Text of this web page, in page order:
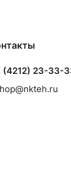
(4212) 23-33-